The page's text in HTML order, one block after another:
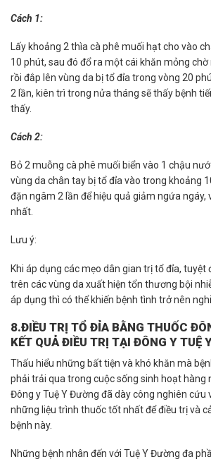
Cách 1:
Lấy khoảng 2 thìa cà phê muối hạt cho vào
10 phút, sau đó đổ ra một cái khăn mỏng
rồi đắp lên vùng da bị tổ đỉa trong vòng 20
2 lần, kiên trì trong nửa tháng sẽ thấy bệnh
thấy.
Cách 2:
Bỏ 2 muỗng cà phê muối biển vào 1 chậu
vùng da chân tay bị tổ đỉa vào trong khoảng
đặn ngâm 2 lần để hiệu quả giảm ngứa
nhất.
Lưu ý:
Khi áp dụng các mẹo dân gian trị tổ đỉa, tuyệt
trên các vùng da xuất hiện tổn thương bội
áp dụng thì có thể khiến bệnh tình trở nên
8.ĐIỀU TRỊ TỔ ĐỈA BẰNG THUỐC
KẾT QUẢ ĐIỀU TRỊ TẠI ĐÔNG Y TUỆ
Thấu hiểu những bất tiện và khó khăn mà
phải trải qua trong cuộc sống sinh hoạt hàng
Đông y Tuệ Y Đường đã dày công nghiên cứu
những liệu trình thuốc tốt nhất để điều trị và
bệnh này.
Những bệnh nhân đến với Tuệ Y Đường đa